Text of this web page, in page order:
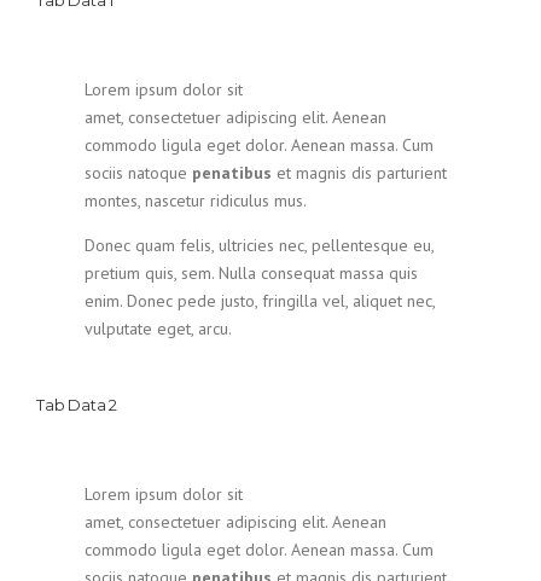
Lorem ipsum dolor sit
amet, consectetuer adipiscing elit. Aenean
commodo ligula eget dolor. Aenean massa. Cum
sociis natoque penatibus et magnis dis parturient
montes, nascetur ridiculus mus.
Donec quam felis, ultricies nec, pellentesque eu,
pretium quis, sem. Nulla consequat massa quis
enim. Donec pede justo, fringilla vel, aliquet nec,
vulputate eget, arcu.
Tab Data 2
Lorem ipsum dolor sit
amet, consectetuer adipiscing elit. Aenean
commodo ligula eget dolor. Aenean massa. Cum